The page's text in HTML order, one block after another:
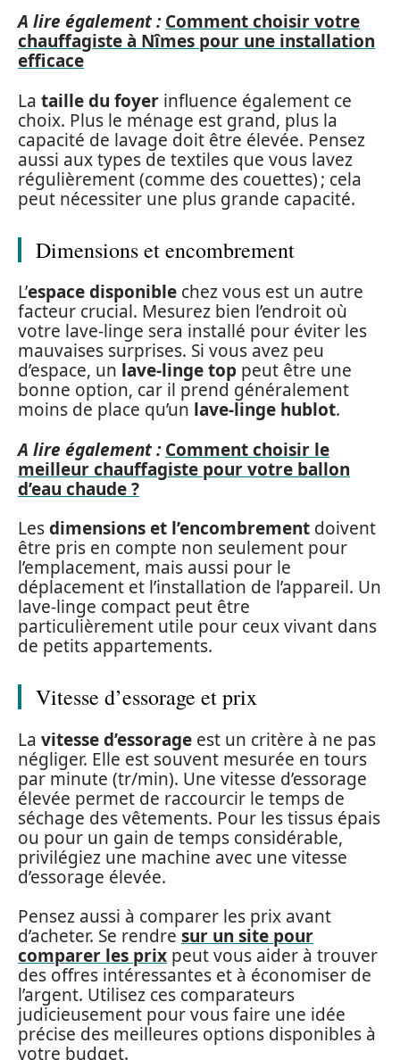
A lire également : Comment choisir votre
chauffagiste à Nîmes pour une installation
efficace
La taille du foyer influence également ce
choix. Plus le ménage est grand, plus la
capacité de lavage doit être élevée. Pensez
aussi aux types de textiles que vous lavez
régulièrement (comme des couettes) ; cela
peut nécessiter une plus grande capacité.
Dimensions et encombrement
L’espace disponible chez vous est un autre
facteur crucial. Mesurez bien l’endroit où
votre lave-linge sera installé pour éviter les
mauvaises surprises. Si vous avez peu
d’espace, un lave-linge top peut être une
bonne option, car il prend généralement
moins de place qu’un lave-linge hublot.
A lire également : Comment choisir le
meilleur chauffagiste pour votre ballon
d’eau chaude ?
Lesdimensions et l’encombrement doivent
être pris en compte non seulement pour
l’emplacement, mais aussi pour le
déplacement et l’installation de l’appareil. Un
lave-linge compact peut être
particulièrement utile pour ceux vivant dans
de petits appartements.
Vitesse d’essorage et prix
La vitesse d’essorage est un critère à ne pas
négliger. Elle est souvent mesurée en tours
par minute (tr/min). Une vitesse d’essorage
élevée permet de raccourcir le temps de
séchage des vêtements. Pour les tissus épais
ou pour un gain de temps considérable,
privilégiez une machine avec une vitesse
d’essorage élevée.
Pensez aussi à comparer les prix avant
d’acheter. Se rendre sur un site pour
comparer les prix peut vous aider à trouver
des offres intéressantes et à économiser de
l’argent. Utilisez ces comparateurs
judicieusement pour vous faire une idée
précise des meilleures options disponibles à
votre budget.